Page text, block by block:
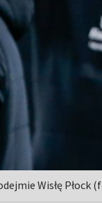
Wisłę